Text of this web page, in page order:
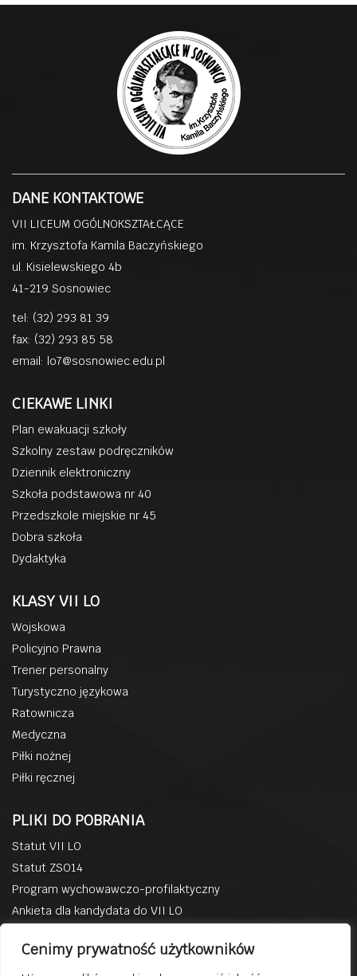
Cenimy prywatność użytkowników
DANE KONTAKTOWE
VII LICEUM OGÓLNOKSZTAŁCĄCE
im. Krzysztofa Kamila Baczyńskiego
ul. Kisielewskiego 4b
41-219 Sosnowiec
tel: (32) 293 81 39
fax: (32) 293 85 58
email: lo7@sosnowiec.edu.pl
CIEKAWE LINKI
Plan ewakuacji szkoły
Szkolny zestaw podręczników
Dziennik elektroniczny
Szkoła podstawowa nr 40
Przedszkole miejskie nr 45
Dobra szkoła
Dydaktyka
KLASY VII LO
Wojskowa
Policyjno Prawna
Trener personalny
Turystyczno językowa
Ratownicza
Medyczna
Piłki nożnej
Piłki ręcznej
PLIKI DO POBRANIA
Statut VII LO
Statut ZSO14
Program wychowawczo-profilaktyczny
Ankieta dla kandydata do VII LO
BACZYN W MEDIACH
Facebook